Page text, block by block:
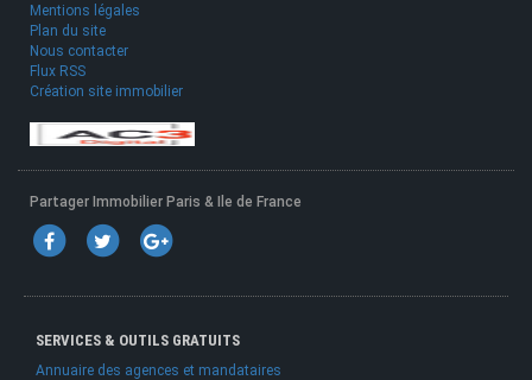
Mentions légales
Plan du site
Nous contacter
Flux RSS
Création site immobilier
Partager Immobilier Paris & Ile de France
SERVICES & OUTILS GRATUITS
Annuaire des agences et mandataires